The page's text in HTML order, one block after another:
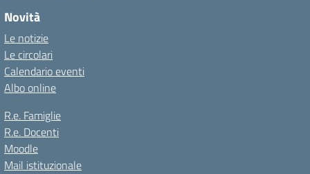
Novità
Le notizie
Le circolari
Calendario eventi
Albo online
R.e. Famiglie
R.e. Docenti
Moodle
Mail istituzionale